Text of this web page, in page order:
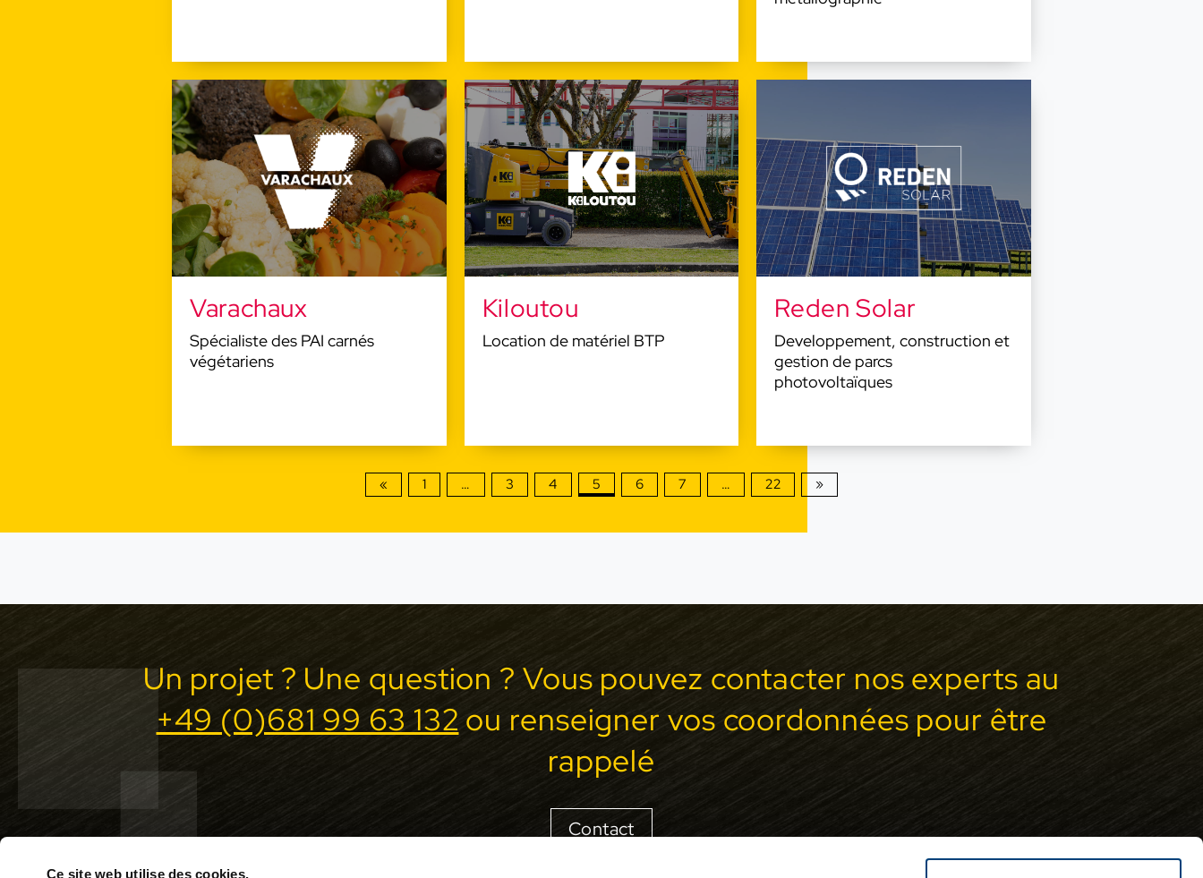
Ce site web utilise des cookies.
Varachaux
Spécialiste des PAI carnés
végétariens
Kiloutou
Location de matériel BTP
Reden Solar
Developpement, construction et
gestion de parcs
photovoltaïques
« 1 … 3 4 5 6 7 … 22 »
Un projet ? Une question ? Vous pouvez contacter nos experts au
+49 (0)681 99 63 132 ou renseigner vos coordonnées pour être
rappelé
Contact